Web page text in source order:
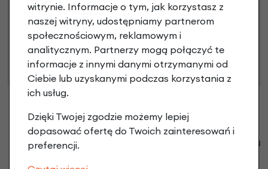
Niniejsza propozycja nie stanowi oferty w rozumieniu art.
66 Kodeksu Cywilnego. Ostateczna decyzja o warunkach
i przyznaniu kredytu zostanie podjęta po ocenie
zdolności kredytowej.
Klienci zadali następujące pytania o ten
witrynie. Informacje o tym, jak korzystasz z
naszej witryny, udostępniamy partnerom
społecznościowym, reklamowym i
analitycznym. Partnerzy mogą połączyć te
informacje z innymi danymi otrzymanymi od
Ciebie lub uzyskanymi podczas korzystania z
ich usług.
Dzięki Twojej zgodzie możemy lepiej
dopasować ofertę do Twoich zainteresowań i
preferencji.